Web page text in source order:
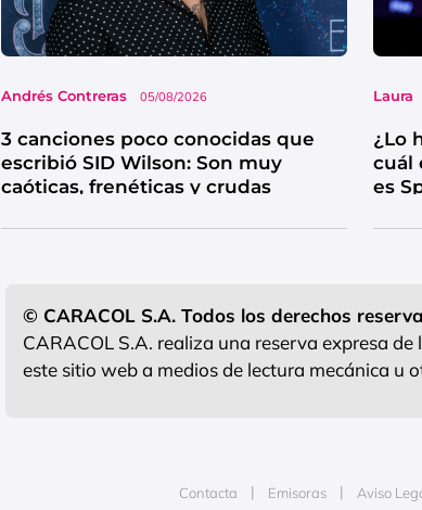
Andrés Contreras 05/08/2026
3 canciones poco conocidas que
escribió SID Wilson: Son muy
caóticas, frenéticas y crudas
Laura
¿Lo
cuál
es
© CARACOL S.A. Todos los derechos
CARACOL S.A. realiza una reserva expresa
este sitio web a medios de lectura mecánica u
Contacta Emisoras Aviso